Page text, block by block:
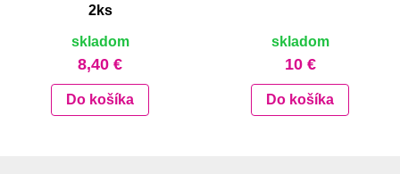
2ks
skladom
8,40 €
Do košíka
skladom
10 €
Do košíka